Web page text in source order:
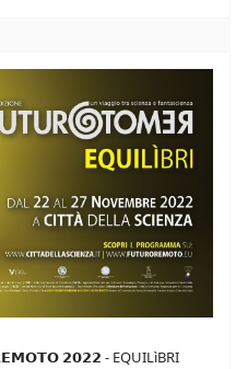
𝟮𝟬𝟮𝟮 - EQUILìBRI